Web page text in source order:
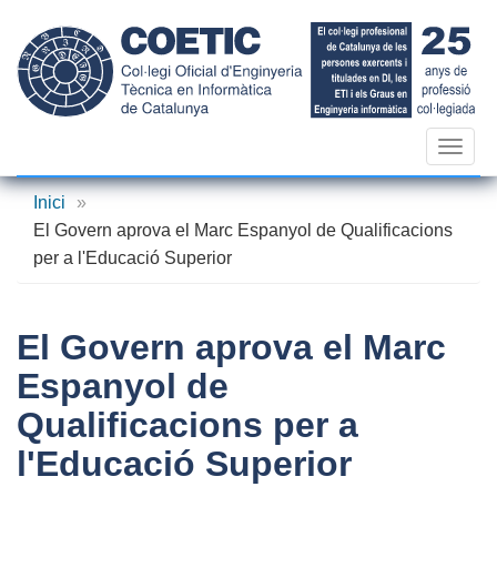
contingut
Inici
»
El Govern aprova el Marc Espanyol de Qualificacions
per a l'Educació Superior
El Govern aprova el Marc
Espanyol de
Qualificacions per a
l'Educació Superior